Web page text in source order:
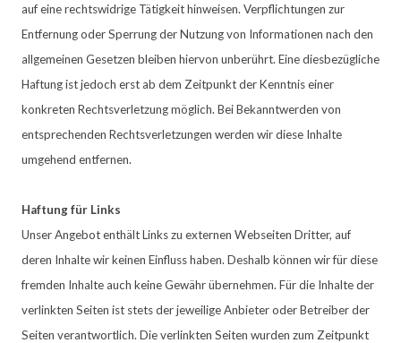
auf eine rechtswidrige Tätigkeit hinweisen. Verpflichtungen zur
Entfernung oder Sperrung der Nutzung von Informationen nach den
allgemeinen Gesetzen bleiben hiervon unberührt. Eine diesbezügliche
Haftung ist jedoch erst ab dem Zeitpunkt der Kenntnis einer
konkreten Rechtsverletzung möglich. Bei Bekanntwerden von
entsprechenden Rechtsverletzungen werden wir diese Inhalte
umgehend entfernen.
Haftung für Links
Unser Angebot enthält Links zu externen Webseiten Dritter, auf
deren Inhalte wir keinen Einfluss haben. Deshalb können wir für diese
fremden Inhalte auch keine Gewähr übernehmen. Für die Inhalte der
verlinkten Seiten ist stets der jeweilige Anbieter oder Betreiber der
Seiten verantwortlich. Die verlinkten Seiten wurden zum Zeitpunkt